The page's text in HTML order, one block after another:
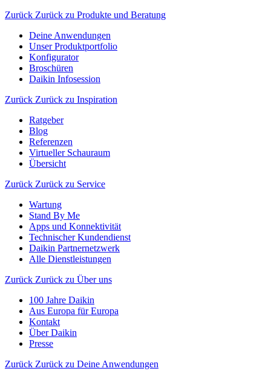
Zurück Zurück zu Produkte und Beratung
Deine Anwendungen
Unser Produktportfolio
Konfigurator
Broschüren
Daikin Infosession
Zurück Zurück zu Inspiration
Ratgeber
Blog
Referenzen
Virtueller Schauraum
Übersicht
Zurück Zurück zu Service
Wartung
Stand By Me
Apps und Konnektivität
Technischer Kundendienst
Daikin Partnernetzwerk
Alle Dienstleistungen
Zurück Zurück zu Über uns
100 Jahre Daikin
Aus Europa für Europa
Kontakt
Über Daikin
Presse
Zurück Zurück zu Deine Anwendungen